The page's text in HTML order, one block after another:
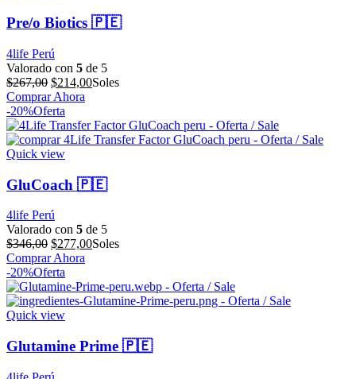
Pre/o Biotics 🇵🇪
4life Perú
Valorado con 5 de 5
$267,00 El
precio
original
era:
$267,00.
$214,00El
es:
$214,00.
Soles
Comprar Ahora
-20%Oferta
Quick view
GluCoach 🇵🇪
4life Perú
Valorado con 5 de 5
$346,00 El
precio
original
era:
$346,00.
$277,00El
es:
$277,00.
Soles
Comprar Ahora
-20%Oferta
Quick view
Glutamine Prime 🇵🇪